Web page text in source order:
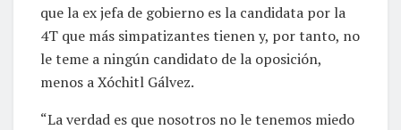
que la ex jefa de gobierno es la candidata por la
4T que más simpatizantes tienen y, por tanto, no
le teme a ningún candidato de la oposición,
menos a Xóchitl Gálvez.
“La verdad es que nosotros no le tenemos miedo